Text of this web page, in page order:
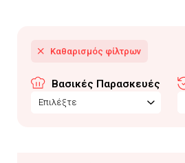
Βασικές Παρασκευές
Επιλέξτε